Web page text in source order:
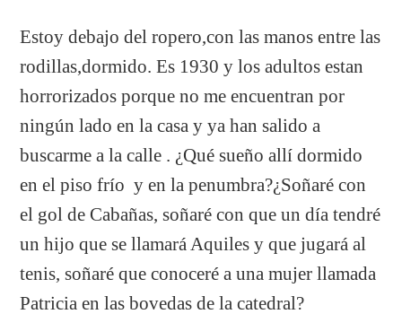
Estoy debajo del ropero,con las manos entre las
rodillas,dormido. Es 1930 y los adultos estan
horrorizados porque no me encuentran por
ningún lado en la casa y ya han salido a
buscarme a la calle . ¿Qué sueño allí dormido
en el piso frío y en la penumbra?¿Soñaré con
el gol de Cabañas, soñaré con que un día tendré
un hijo que se llamará Aquiles y que jugará al
tenis, soñaré que conoceré a una mujer llamada
Patricia en las bovedas de la catedral?